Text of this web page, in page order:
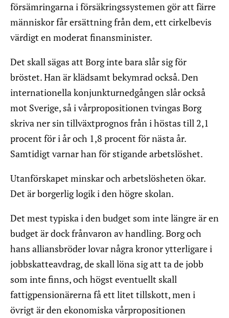
försämringarna i försäkringssystemen gör att färre
människor får ersättning från dem, ett cirkelbevis
värdigt en moderat finansminister.
Det skall sägas att Borg inte bara slår sig för
bröstet. Han är klädsamt bekymrad också. Den
internationella konjunkturnedgången slår också
mot Sverige, så i vårpropositionen tvingas Borg
skriva ner sin tillväxtprognos från i höstas till 2,1
procent för i år och 1,8 procent för nästa år.
Samtidigt varnar han för stigande arbetslöshet.
Utanförskapet minskar och arbetslösheten ökar.
Det är borgerlig logik i den högre skolan.
Det mest typiska i den budget som inte längre är en
budget är dock frånvaron av handling. Borg och
hans alliansbröder lovar några kronor ytterligare i
jobbskatteavdrag, de skall löna sig att ta de jobb
som inte finns, och högst eventuellt skall
fattigpensionärerna få ett litet tillskott, men i
övrigt är den ekonomiska vårpropositionen